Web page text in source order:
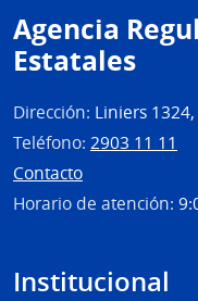
Agencia
Estatales
Dirección: Liniers
Teléfono: 2903 11 11
Contacto
Horario de atención:
Institucional